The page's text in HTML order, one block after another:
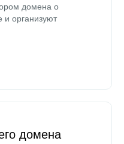
домена о
и организуют
домена